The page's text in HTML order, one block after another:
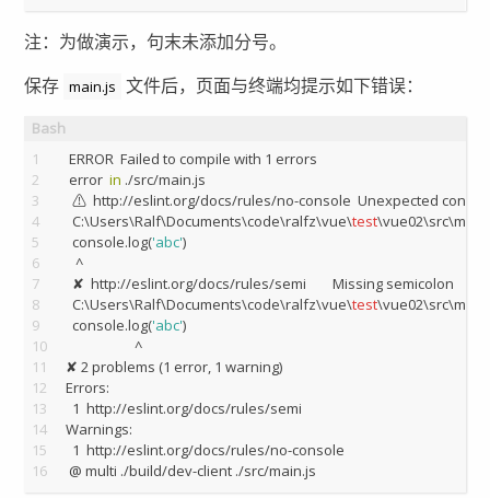
注：为做演示，句末未添加分号。
保存 main.js 文件后，页面与终端均提示如下错误：
1
2
3
4
5
6
7
8
9
10
11
12
13
14
15
16
ERROR  Failed to compile with 1 errors
error in ./src/main.js
⚠  http://eslint.org/docs/rules/no-console  Unexpected
  C:\Users\Ralf\Documents\code\ralfz\vue\
test
  console.log(
'abc')
   ^
  ✘  http://eslint.org/docs/rules/semi        Missing semicolon
  C:\Users\Ralf\Documents\code\ralfz\vue\
test
  console.log(
'abc')
                     ^
✘ 2 problems (1 error, 1 warning)
Errors:
  1  http://eslint.org/docs/rules/semi
Warnings:
  1  http://eslint.org/docs/rules/no-console
@ multi ./build/dev-client ./src/main.js